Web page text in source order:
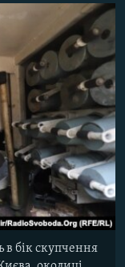
в бік скупчення